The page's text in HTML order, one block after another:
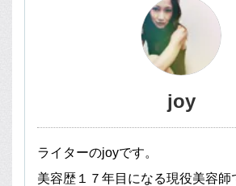
joy
ライターのjoyです。
美容歴１７年目になる現役美容師